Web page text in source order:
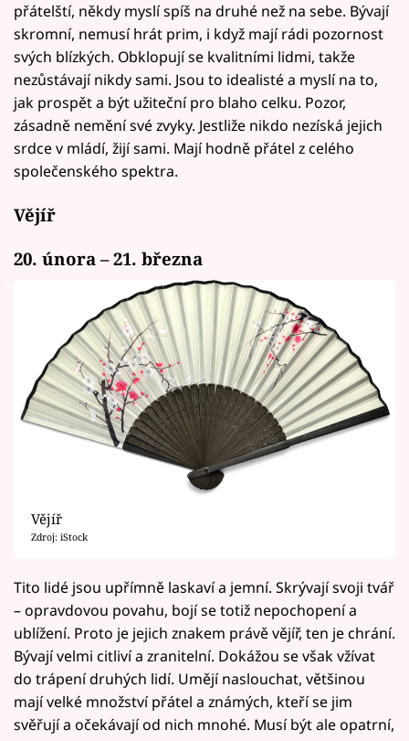
přátelští, někdy myslí spíš na druhé než na sebe. Bývají
skromní, nemusí hrát prim, i když mají rádi pozornost
svých blízkých. Obklopují se kvalitními lidmi, takže
nezůstávají nikdy sami. Jsou to idealisté a myslí na to,
jak prospět a být užiteční pro blaho celku. Pozor,
zásadně nemění své zvyky. Jestliže nikdo nezíská jejich
srdce v mládí, žijí sami. Mají hodně přátel z celého
společenského spektra.
Vějíř
20. února – 21. března
Vějíř
Zdroj: iStock
Tito lidé jsou upřímně laskaví a jemní. Skrývají svoji tvář
– opravdovou povahu, bojí se totiž nepochopení a
ublížení. Proto je jejich znakem právě vějíř, ten je chrání.
Bývají velmi citliví a zranitelní. Dokážou se však vžívat
do trápení druhých lidí. Umějí naslouchat, většinou
mají velké množství přátel a známých, kteří se jim
svěřují a očekávají od nich mnohé. Musí být ale opatrní,